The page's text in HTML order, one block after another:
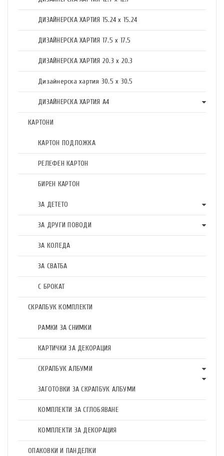
ДИЗАЙНЕРСКА ХАРТИЯ 15.24 x 15.24
ДИЗАЙНЕРСКА ХАРТИЯ 17.5 х 17.5
ДИЗАЙНЕРСКА ХАРТИЯ 20.3 х 20.3
Дизайнерска хартия 30.5 х 30.5
ДИЗАЙНЕРСКА ХАРТИЯ А4
КАРТОНИ
КАРТОН ПОДЛОЖКА
РЕЛЕФЕН КАРТОН
БИРЕН КАРТОН
ЗА ДЕТЕТО
ЗА ДРУГИ ПОВОДИ
ЗА КОЛЕДА
ЗА СВАТБА
С БРОКАТ
СКРАПБУК КОМПЛЕКТИ
РАМКИ ЗА СНИМКИ
КАРТИЧКИ ЗА ДЕКОРАЦИЯ
СКРАПБУК АЛБУМИ
ЗАГОТОВКИ ЗА СКРАПБУК АЛБУМИ
КОМПЛЕКТИ ЗА СГЛОБЯВАНЕ
КОМПЛЕКТИ ЗА ДЕКОРАЦИЯ
ОПАКОВКИ И ПАНДЕЛКИ